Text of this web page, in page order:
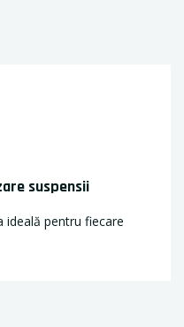
suspensii
ideală pentru fiecare